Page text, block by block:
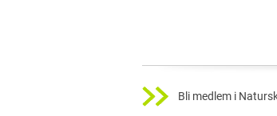
Bli medlem i